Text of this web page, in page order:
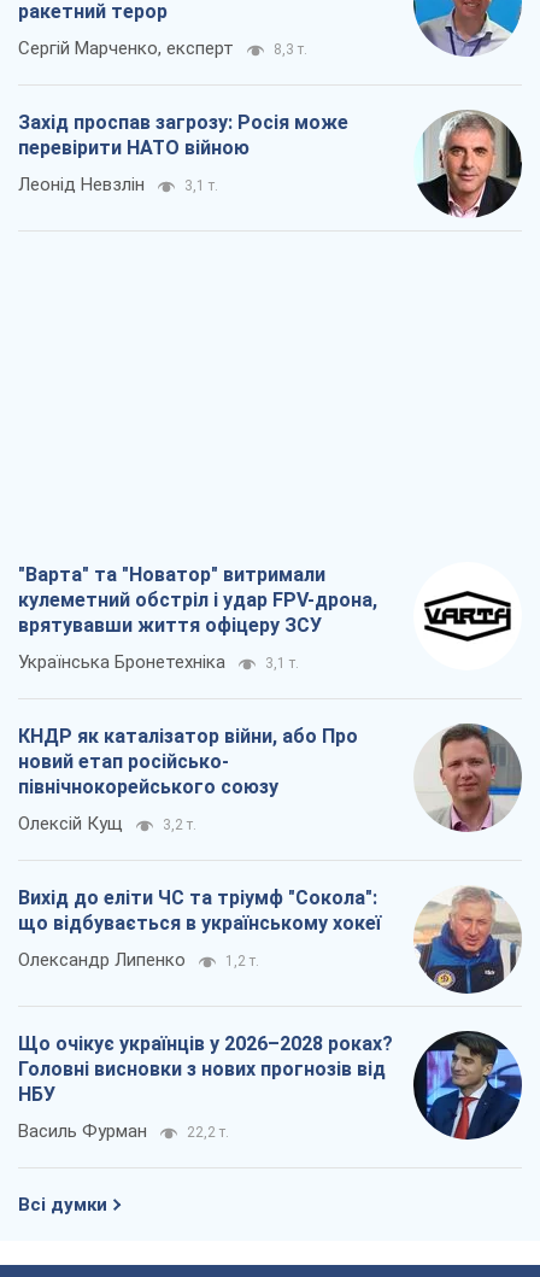
ракетний терор
Сергій Марченко, експерт 8,3 т.
Захід проспав загрозу: Росія може
перевірити НАТО війною
Леонід Невзлін 3,1 т.
"Варта" та "Новатор" витримали
кулеметний обстріл і удар FPV-дрона,
врятувавши життя офіцеру ЗСУ
Українська Бронетехніка 3,1 т.
КНДР як каталізатор війни, або Про
новий етап російсько-
північнокорейського союзу
Олексій Кущ 3,2 т.
Вихід до еліти ЧС та тріумф "Сокола":
що відбувається в українському хокеї
Олександр Липенко 1,2 т.
Що очікує українців у 2026–2028 роках?
Головні висновки з нових прогнозів від
НБУ
Василь Фурман 22,2 т.
Всі думки